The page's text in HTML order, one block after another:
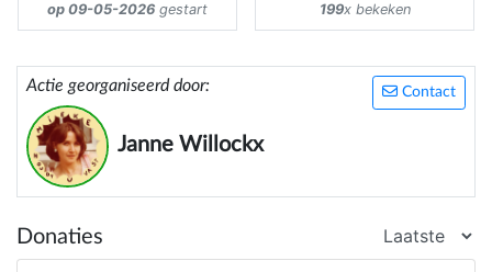
op 09-05-2026 gestart 199x bekeken
Contact
Actie georganiseerd door:
Janne Willockx
Donaties